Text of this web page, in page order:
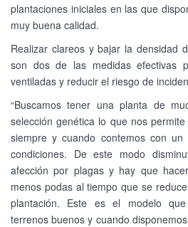
plantaciones iniciales en las que
muy buena calidad.
Realizar clareos y bajar la densidad
son dos de las medidas efectivas
ventiladas y reducir el riesgo de
“Buscamos tener una planta de
selección genética lo que nos
siempre y cuando contemos con
condiciones. De este modo
afección por plagas y hay que
menos podas al tiempo que se
plantación. Este es el modelo
terrenos buenos y cuando